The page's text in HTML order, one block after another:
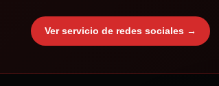
Ver servicio de redes sociales →